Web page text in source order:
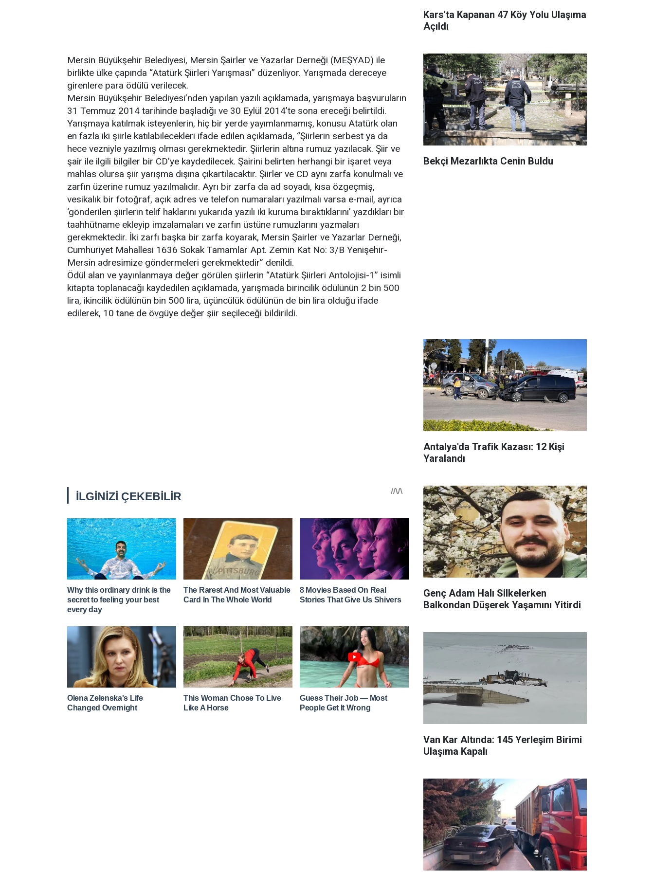
Mersin Büyükşehir Belediyesi, Mersin Şairler ve Yazarlar Derneği (MEŞYAD) ile
birlikte ülke çapında “Atatürk Şiirleri Yarışması” düzenliyor. Yarışmada dereceye
girenlere para ödülü verilecek.
Mersin Büyükşehir Belediyesi’nden yapılan yazılı açıklamada, yarışmaya başvuruların
31 Temmuz 2014 tarihinde başladığı ve 30 Eylül 2014’te sona ereceği belirtildi.
Yarışmaya katılmak isteyenlerin, hiç bir yerde yayımlanmamış, konusu Atatürk olan
en fazla iki şiirle katılabilecekleri ifade edilen açıklamada, “Şiirlerin serbest ya da
hece vezniyle yazılmış olması gerekmektedir. Şiirlerin altına rumuz yazılacak. Şiir ve
şair ile ilgili bilgiler bir CD’ye kaydedilecek. Şairini belirten herhangi bir işaret veya
mahlas olursa şiir yarışma dışına çıkartılacaktır. Şiirler ve CD aynı zarfa konulmalı ve
zarfın üzerine rumuz yazılmalıdır. Ayrı bir zarfa da ad soyadı, kısa özgeçmiş,
vesikalık bir fotoğraf, açık adres ve telefon numaraları yazılmalı varsa e-mail, ayrıca
‘gönderilen şiirlerin telif haklarını yukarıda yazılı iki kuruma bıraktıklarını’ yazdıkları bir
taahhütname ekleyip imzalamaları ve zarfın üstüne rumuzlarını yazmaları
gerekmektedir. İki zarfı başka bir zarfa koyarak, Mersin Şairler ve Yazarlar Derneği,
Cumhuriyet Mahallesi 1636 Sokak Tamamlar Apt. Zemin Kat No: 3/B Yenişehir-
Mersin adresimize göndermeleri gerekmektedir” denildi.
Ödül alan ve yayınlanmaya değer görülen şiirlerin “Atatürk Şiirleri Antolojisi-1” isimli
kitapta toplanacağı kaydedilen açıklamada, yarışmada birincilik ödülünün 2 bin 500
lira, ikincilik ödülünün bin 500 lira, üçüncülük ödülünün de bin lira olduğu ifade
edilerek, 10 tane de övgüye değer şiir seçileceği bildirildi.
Kars'ta Kapanan 47 Köy Yolu Ulaşıma
Açıldı
Bekçi Mezarlıkta Cenin Buldu
Antalya'da Trafik Kazası: 12 Kişi
Yaralandı
Genç Adam Halı Silkelerken
Balkondan Düşerek Yaşamını Yitirdi
Van Kar Altında: 145 Yerleşim Birimi
Ulaşıma Kapalı